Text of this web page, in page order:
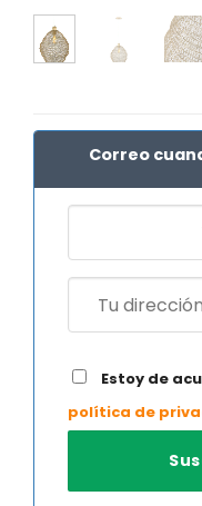
Correo
Estoy de
política de